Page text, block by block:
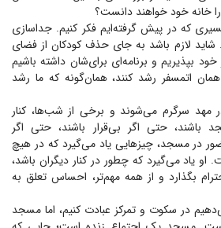
خانه خود خواهند دانست؟
که در پیش گرفته‌ایم فکر کنیم. جداسازی
لازم باشد به جای حذف کودکان از فضای
بپذیریم و برنامه‌ای برای‌شان داشته باشیم
اتمسفر رشد کنند، همان‌گونه که ما رشد
مهد سرگرم می‌شوند و برخی از شب‌ها، کنار
باشند، حتی اگر بی‌قرار باشند، حتی اگر
در مسجد، چیز‌هایی یاد می‌گیرد که در هیچ
یاد می‌گیرد که چطور در کنار دیگران باشد،
بگذارد و از همه مهم‌تر، احساس تعلق به
در سکوت و تمرکز عبادت کنیم، اما مسجد